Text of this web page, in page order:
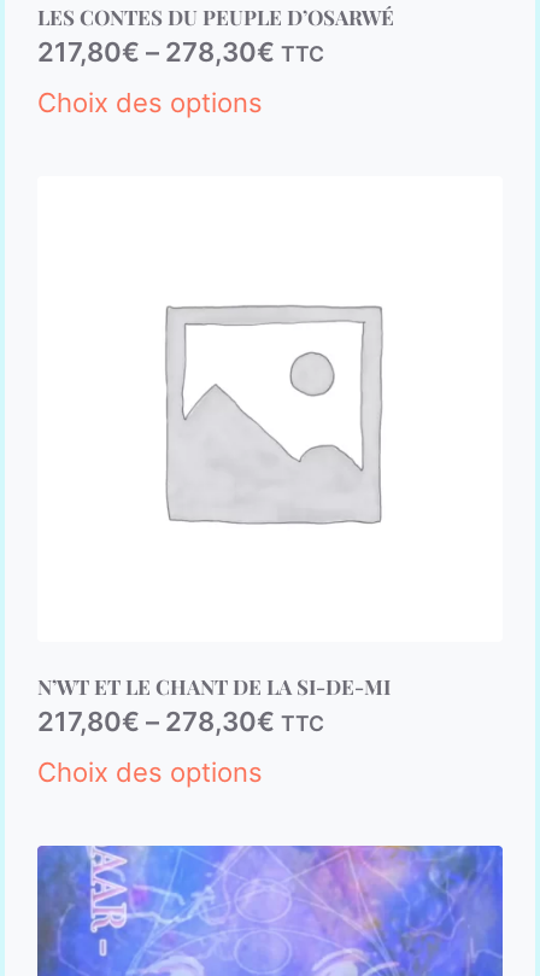
5.00
sur 5
LES CONTES DU PEUPLE D’OSARWÉ
217,80€ – 278,30€ TTC
Choix des options
N’WT ET LE CHANT DE LA SI-DE-MI
217,80€ – 278,30€ TTC
Choix des options